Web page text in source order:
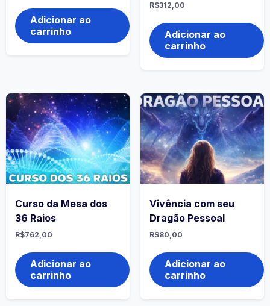
Adicionar ao
carrinho
R$312,00
Adicionar ao
carrinho
Curso da Mesa dos
36 Raios
R$762,00
Adicionar ao
carrinho
Vivência com seu
Dragão Pessoal
R$80,00
Adicionar ao
carrinho